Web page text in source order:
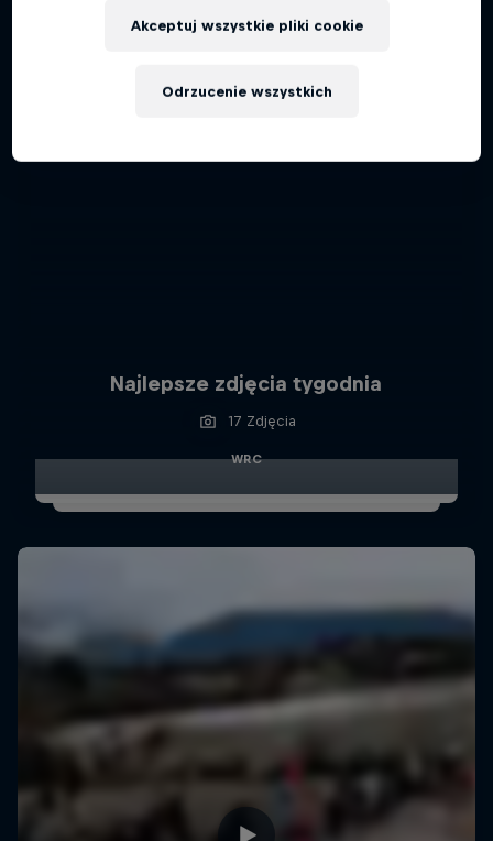
Najlepsze zdjęcia tygodnia
17 Zdjęcia
WRC
Odrzucenie wszystkich
Akceptuj wszystkie pliki cookie